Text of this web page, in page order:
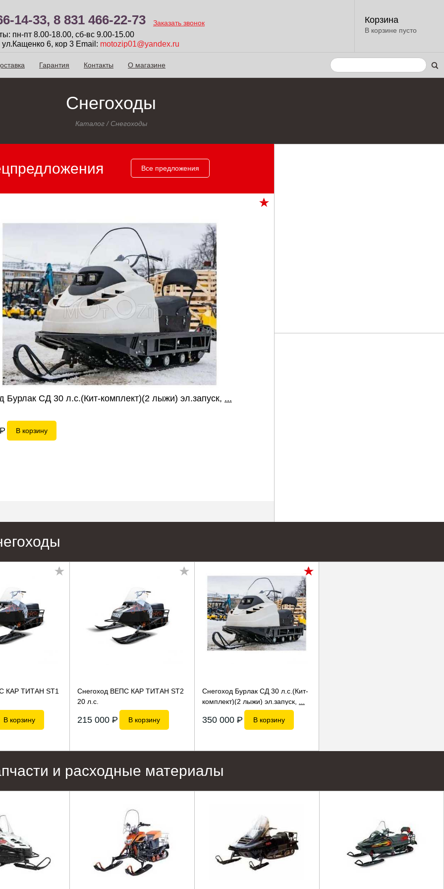
14-33, 8 831 466-22-73 Заказать звонок
пн-пт 8.00-18.00, сб-вc 9.00-15.00
6, кор 3 Email: motozip01@yandex.ru
Корзина
В корзине пусто
Гарантия Контакты О магазине
Снегоходы
Каталог/ Снегоходы
Все предложения
Бурлак СД 30 л.с.(Кит-комплект)(2 лыжи) эл.запуск, ...
В корзину
КАР ТИТАН ST1
В корзину
Снегоход ВЕПС КАР ТИТАН ST2
20 л.с.
215 000P В корзину
Снегоход Бурлак СД 30 л.с.(Кит-
комплект)(2 лыжи) эл.запуск,
350 000 P В корзину
и расходные материалы